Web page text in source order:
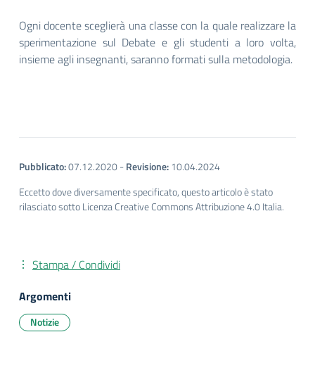
Ogni docente sceglierà una classe con la quale realizzare la
sperimentazione sul Debate e gli studenti a loro volta,
insieme agli insegnanti, saranno formati sulla metodologia.
Pubblicato:07.12.2020-Revisione:10.04.2024
Eccetto dove diversamente specificato, questo articolo è stato
rilasciato sotto Licenza Creative Commons Attribuzione 4.0 Italia.
Stampa / Condividi
Argomenti
Notizie